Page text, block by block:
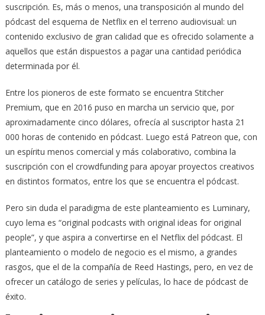
suscripción. Es, más o menos, una transposición al mundo del
pódcast del esquema de Netflix en el terreno audiovisual: un
contenido exclusivo de gran calidad que es ofrecido solamente a
aquellos que están dispuestos a pagar una cantidad periódica
determinada por él.
Entre los pioneros de este formato se encuentra Stitcher
Premium, que en 2016 puso en marcha un servicio que, por
aproximadamente cinco dólares, ofrecía al suscriptor hasta 21
000 horas de contenido en pódcast. Luego está Patreon que, con
un espíritu menos comercial y más colaborativo, combina la
suscripción con el crowdfunding para apoyar proyectos creativos
en distintos formatos, entre los que se encuentra el pódcast.
Pero sin duda el paradigma de este planteamiento es Luminary,
cuyo lema es “original podcasts with original ideas for original
people”, y que aspira a convertirse en el Netflix del pódcast. El
planteamiento o modelo de negocio es el mismo, a grandes
rasgos, que el de la compañía de Reed Hastings, pero, en vez de
ofrecer un catálogo de series y películas, lo hace de pódcast de
éxito.